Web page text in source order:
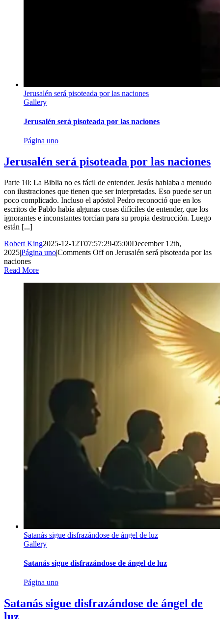
Jerusalén será pisoteada por las naciones
Gallery
Jerusalén será pisoteada por las naciones
Página uno
Jerusalén será pisoteada por las naciones
Parte 10: La Biblia no es fácil de entender. Jesús hablaba a menudo
con ilustraciones que tienen que ser interpretadas. Eso puede ser un
poco complicado. Incluso el apóstol Pedro reconoció que en los
escritos de Pablo había algunas cosas difíciles de entender, que los
ignorantes e inconstantes torcían para su propia destrucción. Luego
están [...]
Robert King2025-12-12T07:57:29-05:00December 12th,
2025|Página uno|Comments Offon Jerusalén será pisoteada por las
naciones
Read More
Satanás sigue disfrazándose de ángel de luz
Gallery
Satanás sigue disfrazándose de ángel de luz
Página uno
Satanás sigue disfrazándose de ángel de